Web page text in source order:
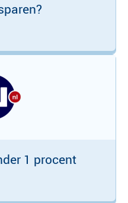
1 procent